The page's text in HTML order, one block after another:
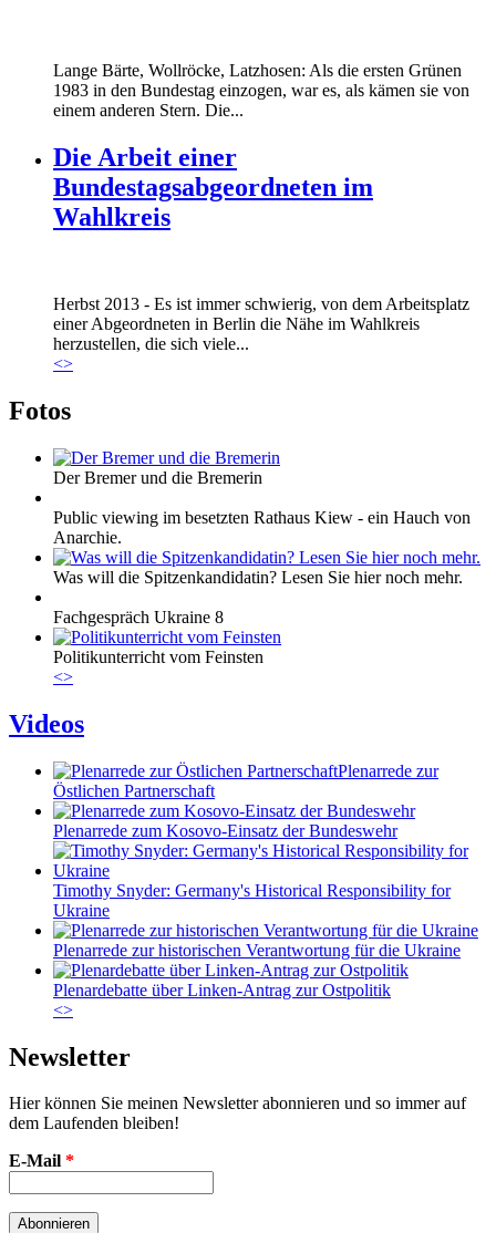
Lange Bärte, Wollröcke, Latzhosen: Als die ersten Grünen
1983 in den Bundestag einzogen, war es, als kämen sie von
einem anderen Stern. Die...
Die Arbeit einer
Bundestagsabgeordneten im
Wahlkreis
Marie_und_Wahlkreis.jpg
Marie_und_Wahlkreis.jpg
Herbst 2013 - Es ist immer schwierig, von dem Arbeitsplatz
einer Abgeordneten in Berlin die Nähe im Wahlkreis
herzustellen, die sich viele...
<>
Fotos
Der Bremer und die Bremerin
Public viewing im besetzten Rathaus Kiew - ein Hauch von
Anarchie.
Was will die Spitzenkandidatin? Lesen Sie hier noch mehr.
Fachgespräch Ukraine 8
Politikunterricht vom Feinsten
<>
Videos
Plenarrede zur
Östlichen Partnerschaft
Plenarrede zum Kosovo-Einsatz der Bundeswehr
Timothy Snyder: Germany's Historical Responsibility for
Ukraine
Plenarrede zur historischen Verantwortung für die Ukraine
Plenardebatte über Linken-Antrag zur Ostpolitik
<>
Newsletter
Hier können Sie meinen Newsletter abonnieren und so immer auf
dem Laufenden bleiben!
E-Mail *